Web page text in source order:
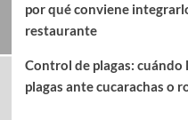
por qué conviene
restaurante
Control de plagas: cuándo
plagas ante cucarachas o